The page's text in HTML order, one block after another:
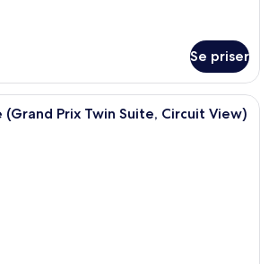
Se priser
En skuffe med pænt organiserede
Prix Twin Suite, Circuit View)